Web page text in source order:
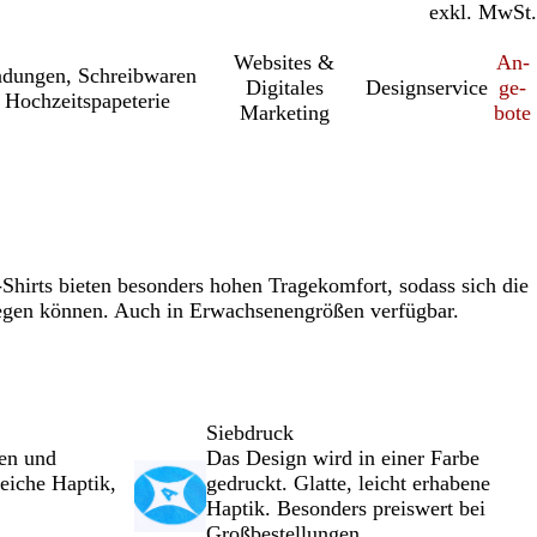
inkl. MwSt.
exkl. MwSt.
Schreib­wa­ren
Websites &
Digitales
Marketing
Designservice
An­­
ge­­
bo­­te
bieten besonders hohen Tragekomfort, sodass sich die
können. Auch in Erwachsenengrößen verfügbar.
und
Haptik,
Siebdruck
Das Design wird in einer Farbe
gedruckt. Glatte, leicht erhabene
Haptik. Besonders preiswert bei